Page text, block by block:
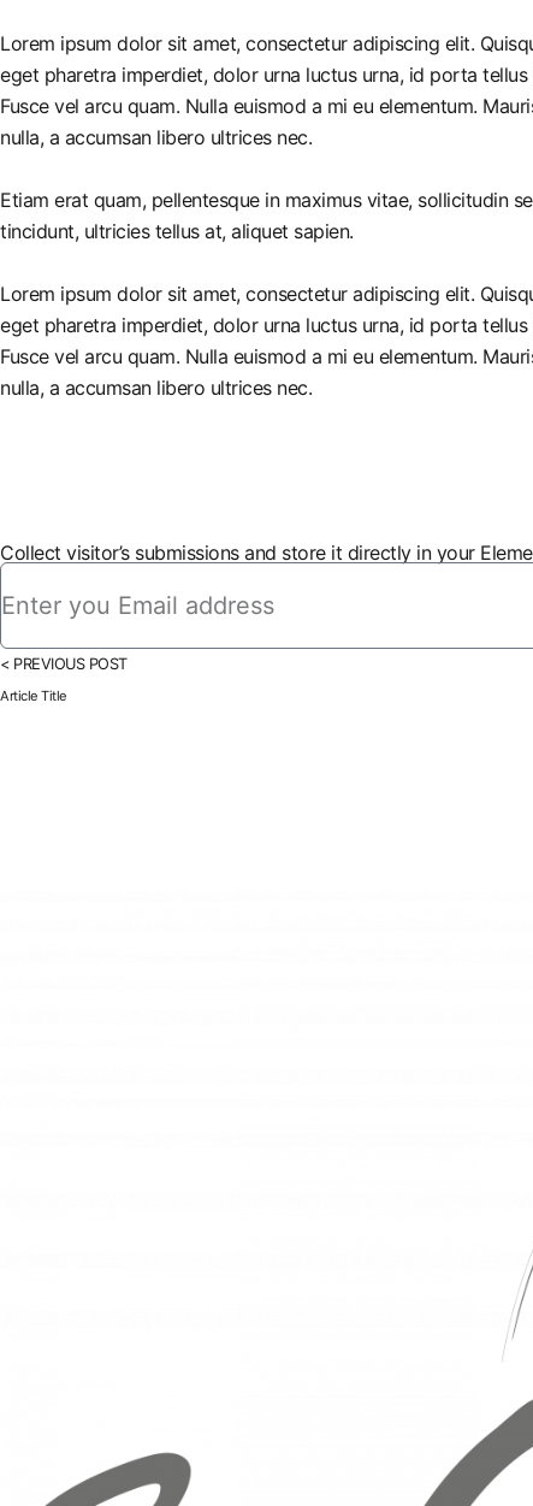
Lorem ipsum dolor sit amet, consectetur adipiscing elit.
eget pharetra imperdiet, dolor urna luctus urna, id porta
Fusce vel arcu quam. Nulla euismod a mi eu elementum.
nulla, a accumsan libero ultrices nec.
Etiam erat quam, pellentesque in maximus vitae, sollicitudin
tincidunt, ultricies tellus at, aliquet sapien.
Lorem ipsum dolor sit amet, consectetur adipiscing elit.
eget pharetra imperdiet, dolor urna luctus urna, id porta
Fusce vel arcu quam. Nulla euismod a mi eu elementum.
nulla, a accumsan libero ultrices nec.
Collect visitor’s submissions and store it directly in your
< PREVIOUS POST
Article Title